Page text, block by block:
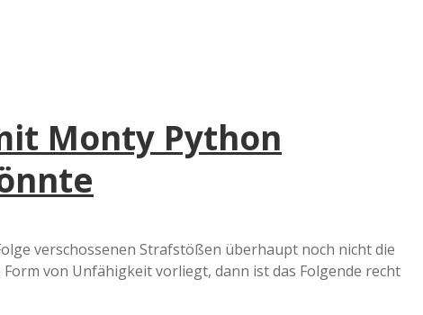
n
e
r
Monty Python
verschossenen Strafstößen überhaupt noch nicht die
von Unfähigkeit vorliegt, dann ist das Folgende recht